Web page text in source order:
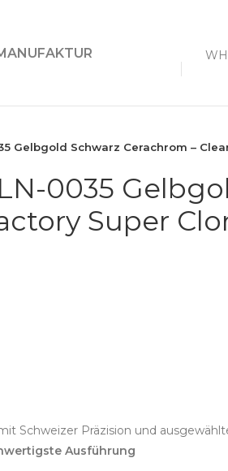
Gelbgold Schwarz Cerachrom –
0035
Super
Schweizer Präzision und
Ausführung